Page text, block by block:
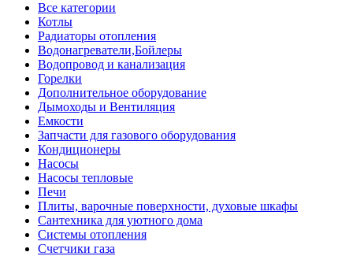
Все категории
Котлы
Радиаторы отопления
Водонагреватели,Бойлеры
Водопровод и канализация
Горелки
Дополнительное оборудование
Дымоходы и Вентиляция
Емкости
Запчасти для газового оборудования
Кондиционеры
Насосы
Насосы тепловые
Печи
Плиты, варочные поверхности, духовые шкафы
Сантехника для уютного дома
Системы отопления
Счетчики газа